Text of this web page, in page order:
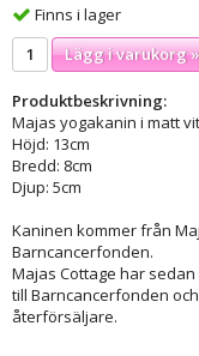
Finns i lager
Lägg i varukorg »
Produktbeskrivning:
Majas yogakanin i matt
Höjd: 13cm
Bredd: 8cm
Djup: 5cm
Kaninen kommer från
Barncancerfonden.
Majas Cottage har
till Barncancerfonden
återförsäljare.